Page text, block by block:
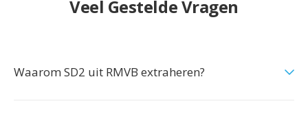
Veel Gestelde Vragen
Waarom SD2 uit RMVB extraheren?